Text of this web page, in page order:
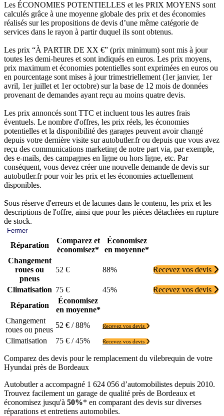
Les ÉCONOMIES POTENTIELLES et les PRIX MOYENS sont
calculés grâce à une moyenne globale des prix et des économies
réalisés sur les propositions de devis d’une même catégorie de
services dans le rayon à partir duquel ils sont obtenus.
Les prix “À PARTIR DE XX €” (prix minimum) sont mis à jour
toutes les demi-heures et sont indiqués en euros. Les prix moyens,
prix maximum et économies potentielles sont exprimées en euros ou
en pourcentage sont mises à jour trimestriellement (1er janvier, 1er
avril, 1er juillet et 1er octobre) sur la base de 12 mois de données
provenant de demandes ayant reçu au moins quatre devis.
Les prix annoncés sont TTC et incluent tous les autres frais
éventuels. Le nombre d'offres, les prix réels, les économies
potentielles et la disponibilité des garages peuvent avoir changé
depuis votre dernière visite sur autobutler.fr ou depuis que vous avez
reçu des communications marketing de notre part via, par exemple,
des e-mails, des campagnes en ligne ou hors ligne, etc. Par
conséquent, vous devez créer une nouvelle demande de devis sur
autobutler.fr pour voir les prix et les économies actuellement
disponibles.
Sous réserve d'erreurs et de lacunes dans le contenu, les prix et les
descriptions de l'offre, ainsi que pour les pièces détachées en rupture
de stock.
Fermer
Réparation
Comparez et
économisez*
Économisez
en moyenne*
Changement
roues ou
pneus
52 € 88% Recevez vos devis
Climatisation 75 € 45%
Recevez vos devis
Réparation
Économisez
en moyenne*
Changement
roues ou pneus
52 € / 88% Recevez vos devis
Climatisation 75 € / 45% Recevez vos devis
Comparez des devis pour le remplacement du vilebrequin de votre
Hyundai près de Bordeaux
Autobutler a accompagné 1 624 056 d’automobilistes depuis 2010.
Trouvez facilement un garage de qualité près de Bordeaux et
économisez jusqu'à 50%* en comparant des devis sur diverses
réparations et entretiens automobiles.